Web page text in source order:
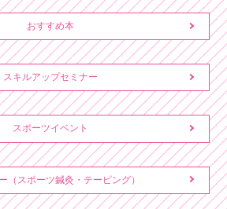
おすすめ本
スキルアップセミナー
スポーツイベント
（スポーツ鍼灸・テーピング）